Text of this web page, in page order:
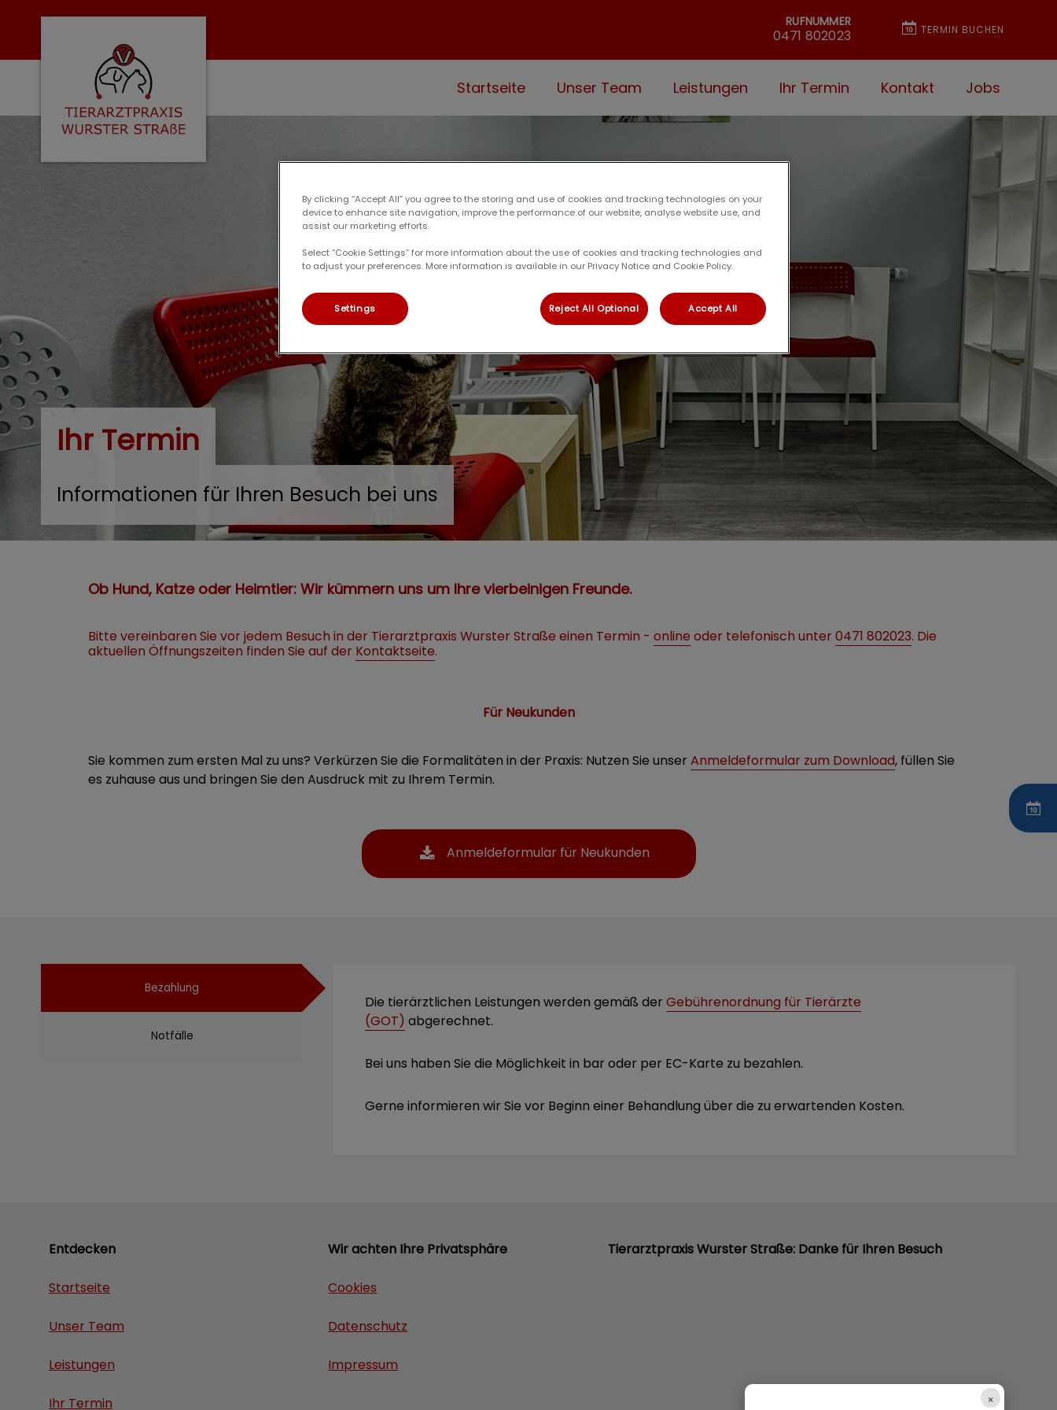
Homepage Tierarzt Speckenbuettel
RUFNUMMER
0471 802023 TERMIN BUCHEN
Startseite Unser Team Leistungen Ihr Termin Kontakt Jobs
Ihr Termin
Informationen für Ihren Besuch bei uns
Ob Hund, Katze oder Heimtier: Wir kümmern uns um Ihre vierbeinigen Freunde.
Bitte vereinbaren Sie vor jedem Besuch in der Tierarztpraxis Wurster Straße einen Termin - online oder telefonisch unter 0471 802023. Die
aktuellen Öffnungszeiten finden Sie auf der Kontaktseite.
Für Neukunden
Sie kommen zum ersten Mal zu uns? Verkürzen Sie die Formalitäten in der Praxis: Nutzen Sie unser Anmeldeformular zum Download, füllen Sie
es zuhause aus und bringen Sie den Ausdruck mit zu Ihrem Termin.
×
Anmeldeformular für Neukunden
Bezahlung
Notfälle
Die tierärztlichen Leistungen werden gemäß der Gebührenordnung für Tierärzte
(GOT) abgerechnet.
Bei uns haben Sie die Möglichkeit in bar oder per EC-Karte zu bezahlen.
Gerne informieren wir Sie vor Beginn einer Behandlung über die zu erwartenden Kosten.
Entdecken
Startseite
Unser Team
Leistungen
Ihr Termin
Wir achten Ihre Privatsphäre
Cookies
Datenschutz
Impressum
Tierarztpraxis Wurster Straße: Danke für Ihren Besuch
By clicking “Accept All” you agree to the storing and use of cookies and tracking technologies on your
device to enhance site navigation, improve the performance of our website, analyse website use, and
assist our marketing efforts.
Select “Cookie Settings” for more information about the use of cookies and tracking technologies and
to adjust your preferences. More information is available in our Privacy Notice and Cookie Policy.
Settings Reject All Optional Accept All